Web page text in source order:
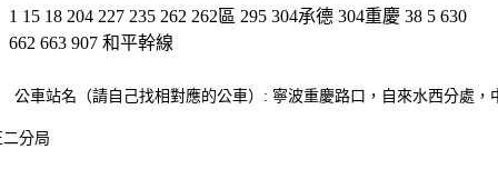
1 15 18 204 227 235 262 262區 295 304承德 304重慶 38 5 630
662 663 907 和平幹線
公車站名（請自己找相對應的公車）: 寧波重慶路口，自來水西分處，
二分局